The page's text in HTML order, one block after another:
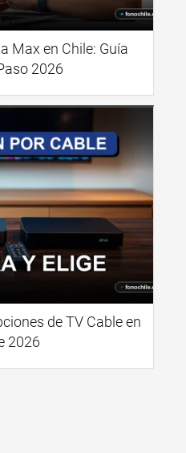
Max en Chile: Guía
2026
de TV Cable en
2026